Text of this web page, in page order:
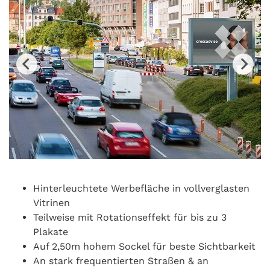
Hinterleuchtete Werbefläche in vollverglasten
Vitrinen
Teilweise mit Rotationseffekt für bis zu 3
Plakate
Auf 2,50m hohem Sockel für beste Sichtbarkeit
An stark frequentierten Straßen & an